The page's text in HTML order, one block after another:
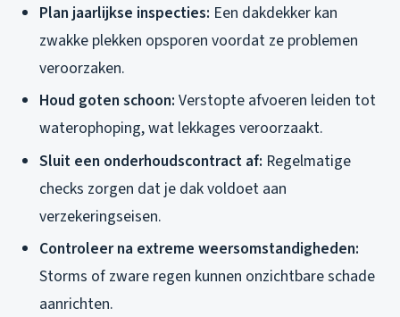
Plan jaarlijkse inspecties: Een dakdekker kan
zwakke plekken opsporen voordat ze problemen
veroorzaken.
Houd goten schoon: Verstopte afvoeren leiden tot
waterophoping, wat lekkages veroorzaakt.
Sluit een onderhoudscontract af: Regelmatige
checks zorgen dat je dak voldoet aan
verzekeringseisen.
Controleer na extreme weersomstandigheden:
Storms of zware regen kunnen onzichtbare schade
aanrichten.